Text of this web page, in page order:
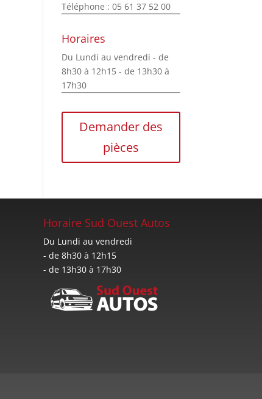
Téléphone : 05 61 37 52 00
Horaires
Du Lundi au vendredi - de
8h30 à 12h15 - de 13h30 à
17h30
Demander des
pièces
Horaire Sud Ouest Autos
Du Lundi au vendredi
- de 8h30 à 12h15
- de 13h30 à 17h30